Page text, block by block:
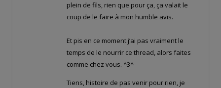
plein de fils, rien que pour ça, ça valait le
coup de le faire à mon humble avis.
Et pis en ce moment j’ai pas vraiment le
temps de le nourrir ce thread, alors faites
comme chez vous. ^3^
Tiens, histoire de pas venir pour rien, je